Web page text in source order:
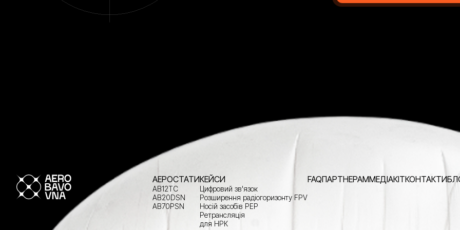
АЕРОСТАТИ
AB12TC
AB20DSN
AB70PSN
КЕЙСИ
Цифровий зв'язок
Розширення радіогоризонту FPV
Носій засобів РЕР
Ретрансляція
для НРК
FAQПАРТНЕРАММЕДІАКІТКОНТАКТИ